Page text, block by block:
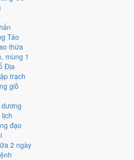
Táo
thừa
mùng 1
Địa
trạch
giỗ
đạo
2 ngày
trung bình cho 7 việc chính: cao nhất là
nhất là
gặp Sao Kim Quỹ hoàng đạo nên
bảng dưới.
nay ở
Trực Bế và Sao Ngưu kéo giảm điểm.
hàng
hôm nay ở
Đạo, nhưng Trực Bế và Sao Ngưu kéo